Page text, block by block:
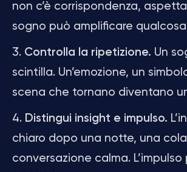
non c’è corrispondenza, aspetta.
sogno può amplificare
Controlla la ripetizione. Un
scintilla. Un’emozione, un
scena che tornano diventano
Distingui insight e impulso.
chiaro dopo una notte, una
conversazione calma.